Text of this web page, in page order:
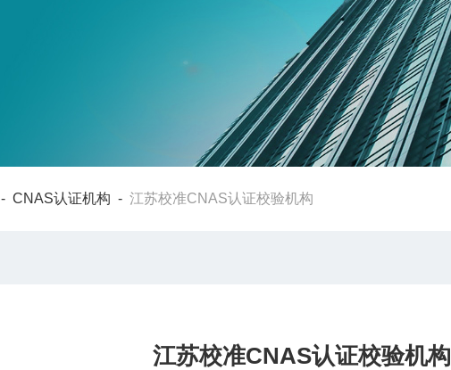
-CNAS认证机构 -江苏校准CNAS认证校验机构
江苏校准CNAS认证校验机构